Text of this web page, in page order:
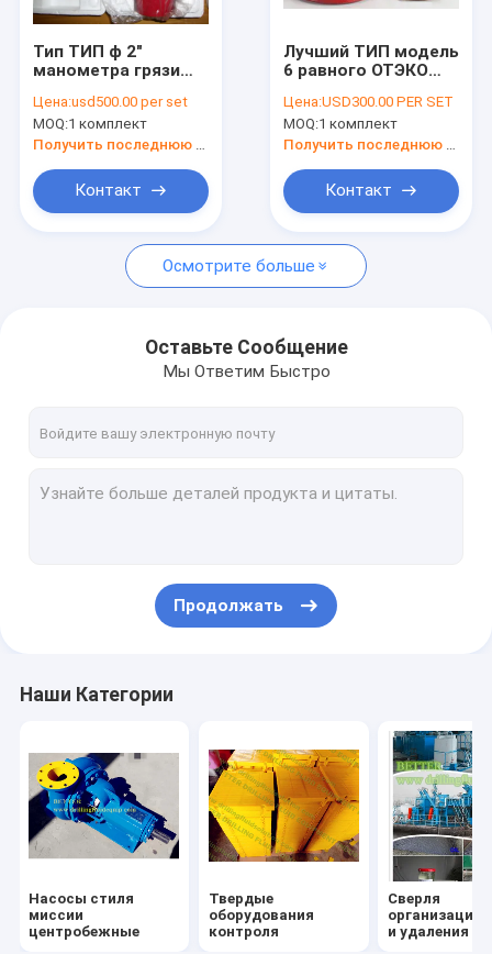
Случаи
Запросите цитату
Твердые оборудования контроля
Вставки плашек схвата
Соединения месторождения нефти
Одношрубный насос
Гидравлические силовые колпачки
Тип ТИП ф 2"
манометра грязи
ОТЭКО Д
обслуживание
соединения ЛПТ
стандартное 0-6000
пси
Цена:usd500.00 per set
MOQ:1 комплект
Получить последнюю цену
Контакт
Лучший ТИП модель
6 равного ОТЭКО
соединение конца
служил фланцем/
соединения 0-10000
стандарта
Цена:USD300.00 PER SET
MOQ:1 комплект
Получить последнюю цену
Контакт
Осмотрите больше
Оставьте Сообщение
Мы Ответим Быстро
Продолжать
Наши Категории
Насосы стиля
миссии
центробежные
Твердые
оборудования
контроля
Сверля
организация
и удаления